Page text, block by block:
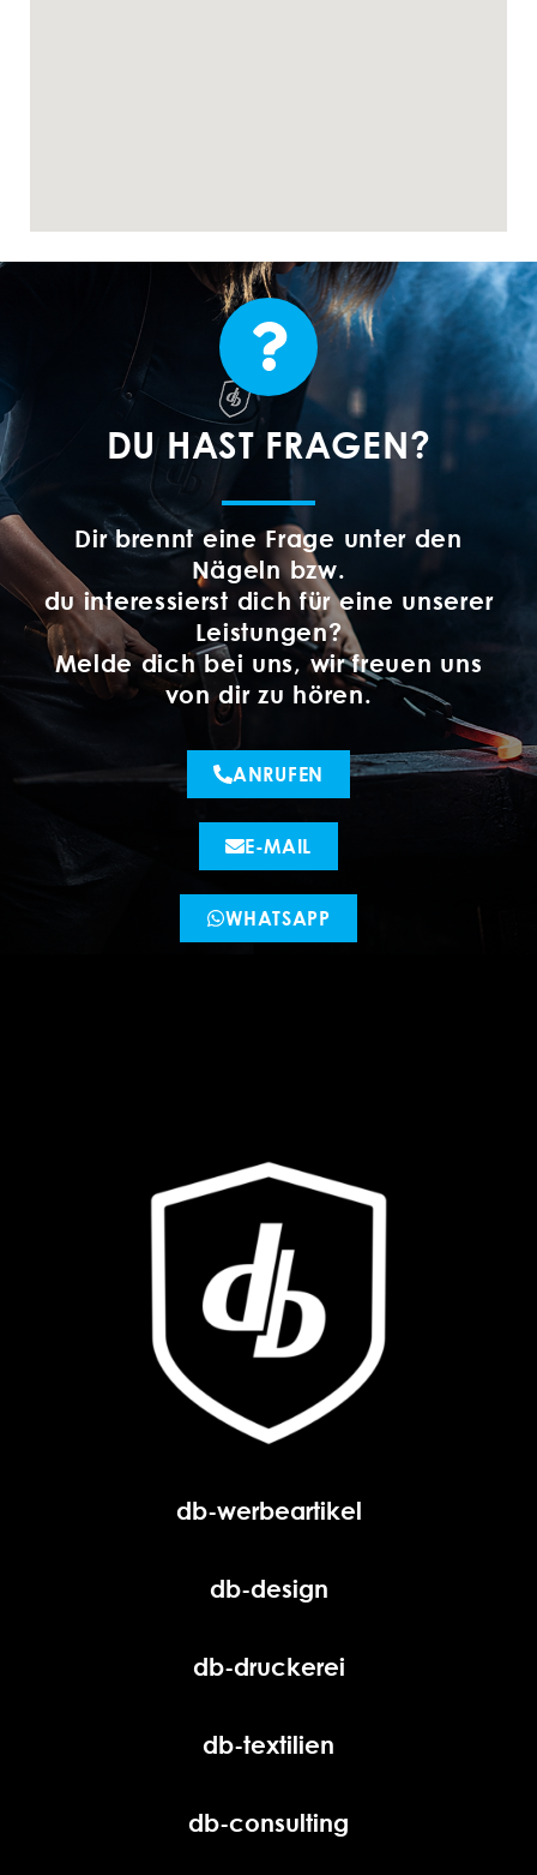
DU HAST FRAGEN?
Dir brennt eine Frage unter den
Nägeln bzw.
du interessierst dich für eine unserer
Leistungen?
Melde dich bei uns, wir freuen uns
von dir zu hören.
ANRUFEN
E-MAIL
WHATSAPP
db-werbeartikel
db-design
db-druckerei
db-textilien
db-consulting